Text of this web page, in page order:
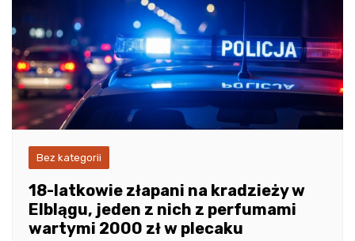
Bez kategorii
18-latkowie złapani na kradzieży w
Elblągu, jeden z nich z perfumami
wartymi 2000 zł w plecaku